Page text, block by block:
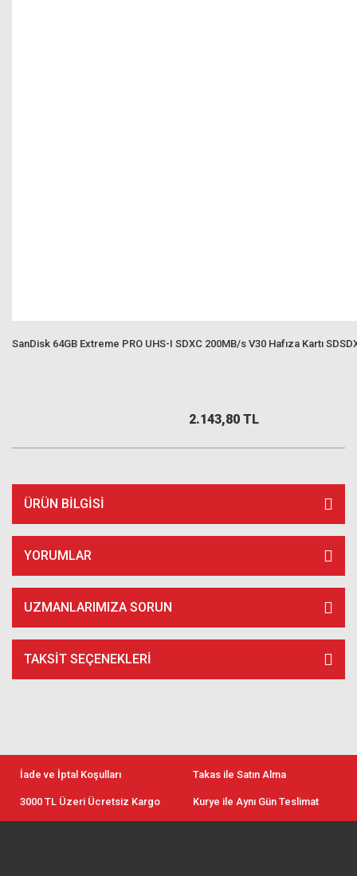
SanDisk 64GB Extreme PRO UHS-I SDXC 200MB/s V30 Hafıza Kartı
2.143,80 TL
ÜRÜN BILGISI
YORUMLAR
UZMANLARIMIZA SORUN
TAKSIT SEÇENEKLERI
İade ve İptal Koşulları Takas ile Satın Alma
3000 TL Üzeri Ücretsiz Kargo Kurye ile Aynı Gün Teslimat